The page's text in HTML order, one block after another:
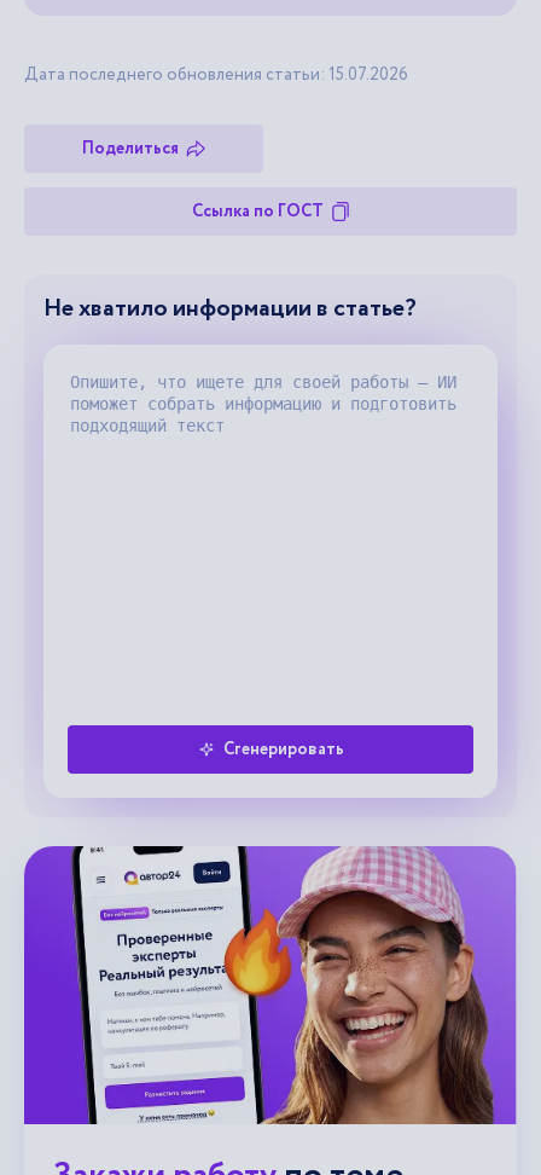
Дата последнего обновления статьи: 15.07.2026
Поделиться
Ссылка по ГОСТ
Не хватило информации в статье?
Сгенерировать